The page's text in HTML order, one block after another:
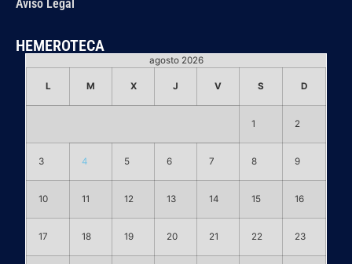
Aviso Legal
HEMEROTECA
agosto 2026
L M X J V S D
1 2
3 4 5 6 7 8 9
10 11 12 13 14 15 16
17 18 19 20 21 22 23